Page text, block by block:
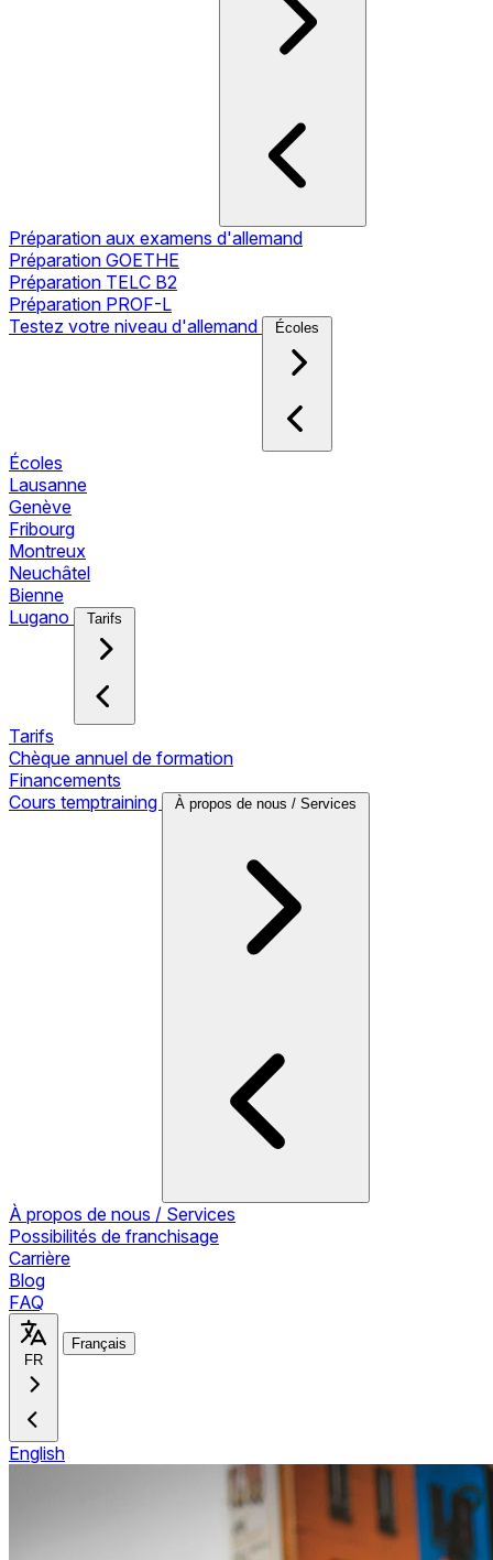
Préparation aux examens d'allemand
Préparation GOETHE
Préparation TELC B2
Préparation PROF-L
Testez votre niveau d'allemand
Écoles
Écoles
Lausanne
Genève
Fribourg
Montreux
Neuchâtel
Bienne
Lugano
Tarifs
Tarifs
Chèque annuel de formation
Financements
Cours temptraining
À propos de nous / Services
À propos de nous / Services
Possibilités de franchisage
Carrière
Blog
FAQ
FR
Français
English